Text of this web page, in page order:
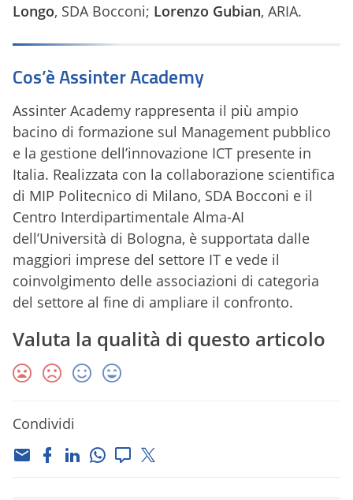
Longo, SDA Bocconi; Lorenzo Gubian, ARIA.
Cos’è Assinter Academy
Assinter Academy rappresenta il più ampio
bacino di formazione sul Management pubblico
e la gestione dell’innovazione ICT presente in
Italia. Realizzata con la collaborazione scientifica
di MIP Politecnico di Milano, SDA Bocconi e il
Centro Interdipartimentale Alma-AI
dell’Università di Bologna, è supportata dalle
maggiori imprese del settore IT e vede il
coinvolgimento delle associazioni di categoria
del settore al fine di ampliare il confronto.
Valuta la qualità di questo articolo
Condividi